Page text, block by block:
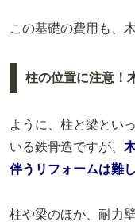
この基礎の費用も、
柱の位置に注意！
ように、柱と梁とい
いる鉄骨造ですが、
伴うリフォームは難
柱や梁のほか、耐力